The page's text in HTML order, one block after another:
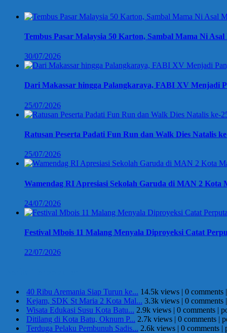
Tembus Pasar Malaysia 50 Karton, Sambal Mama Ni
30/07/2026
Dari Makassar hingga Palangkaraya, FABI XV Menjadi
25/07/2026
Ratusan Peserta Padati Fun Run dan Walk Dies Natalis
25/07/2026
Wamendag RI Apresiasi Sekolah Garuda di MAN 2
24/07/2026
Festival Mbois 11 Malang Menyala Diproyeksi Catat
22/07/2026
40 Ribu Aremania Siap Turun ke... 14.5k views | 0 comments |
Kejam, SDK St Maria 2 Kota Mal... 3.3k views | 0 comments |
Wisata Edukasi Susu Kota Batu... 2.9k views | 0 comments |
Ditilang di Kota Batu, Oknum P... 2.7k views | 0 comments |
Terduga Pelaku Pembunuh Sadis... 2.6k views | 0 comments |